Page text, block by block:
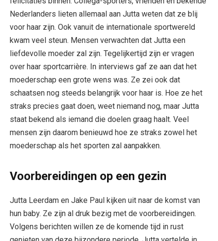
Nederlanders lieten allemaal aan Jutta weten dat ze blij
voor haar zijn. Ook vanuit de internationale sportwereld
kwam veel steun. Mensen verwachten dat Jutta een
liefdevolle moeder zal zijn. Tegelijkertijd zijn er vragen
over haar sportcarrière. In interviews gaf ze aan dat het
moederschap een grote wens was. Ze zei ook dat
schaatsen nog steeds belangrijk voor haar is. Hoe ze het
straks precies gaat doen, weet niemand nog, maar Jutta
staat bekend als iemand die doelen graag haalt. Veel
mensen zijn daarom benieuwd hoe ze straks zowel het
moederschap als het sporten zal aanpakken.
Voorbereidingen op een gezin
Jutta Leerdam en Jake Paul kijken uit naar de komst van
hun baby. Ze zijn al druk bezig met de voorbereidingen.
Volgens berichten willen ze de komende tijd in rust